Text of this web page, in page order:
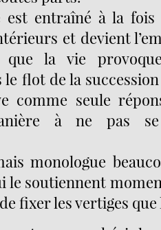
est entraîné à la
et devient
la vie
le flot de la
comme seule
à ne pas se
monologue
le soutiennent
fixer les vertiges